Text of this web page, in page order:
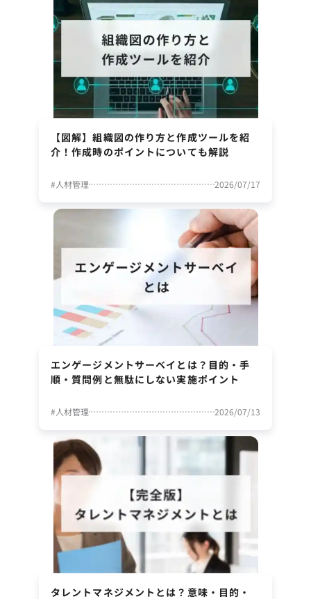
【図解】組織図の作り方と作成ツールを紹
介！作成時のポイントについても解説
#人材管理 2026/07/17
エンゲージメントサーベイとは？目的・手
順・質問例と無駄にしない実施ポイント
#人材管理 2026/07/13
タレントマネジメントとは？意味・目的・